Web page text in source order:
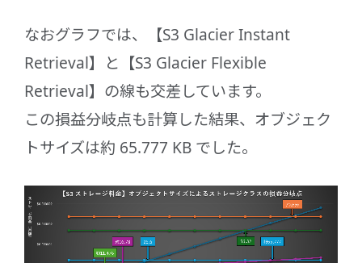
なおグラフでは、【S3 Glacier Instant
Retrieval】と【S3 Glacier Flexible
Retrieval】の線も交差しています。
この損益分岐点も計算した結果、オブジェク
トサイズは約 65.777 KB でした。